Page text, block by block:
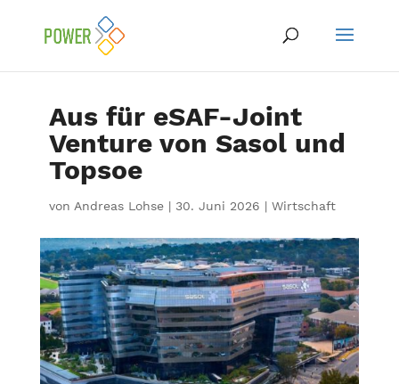
Aus für eSAF-Joint
Venture von Sasol und
Topsoe
von Andreas Lohse| 30. Juni 2026 | Wirtschaft